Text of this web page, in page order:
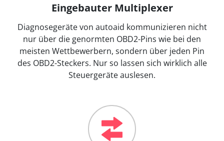
Eingebauter Multiplexer
Diagnosegeräte von autoaid kommunizieren nicht
nur über die genormten OBD2-Pins wie bei den
meisten Wettbewerbern, sondern über jeden Pin
des OBD2-Steckers. Nur so lassen sich wirklich alle
Steuergeräte auslesen.